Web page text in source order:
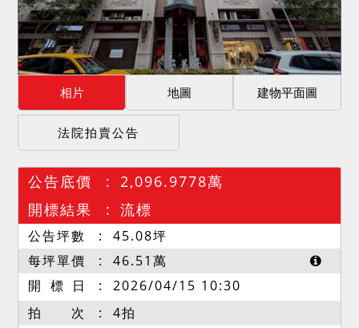
相片 地圖 建物平面圖
法院拍賣公告
公告底價
2,096.9778萬
開標結果
流標
公告坪數 45.08坪
每坪單價
46.51萬
開 標 日
2026/04/15 10:30
拍 次
4拍